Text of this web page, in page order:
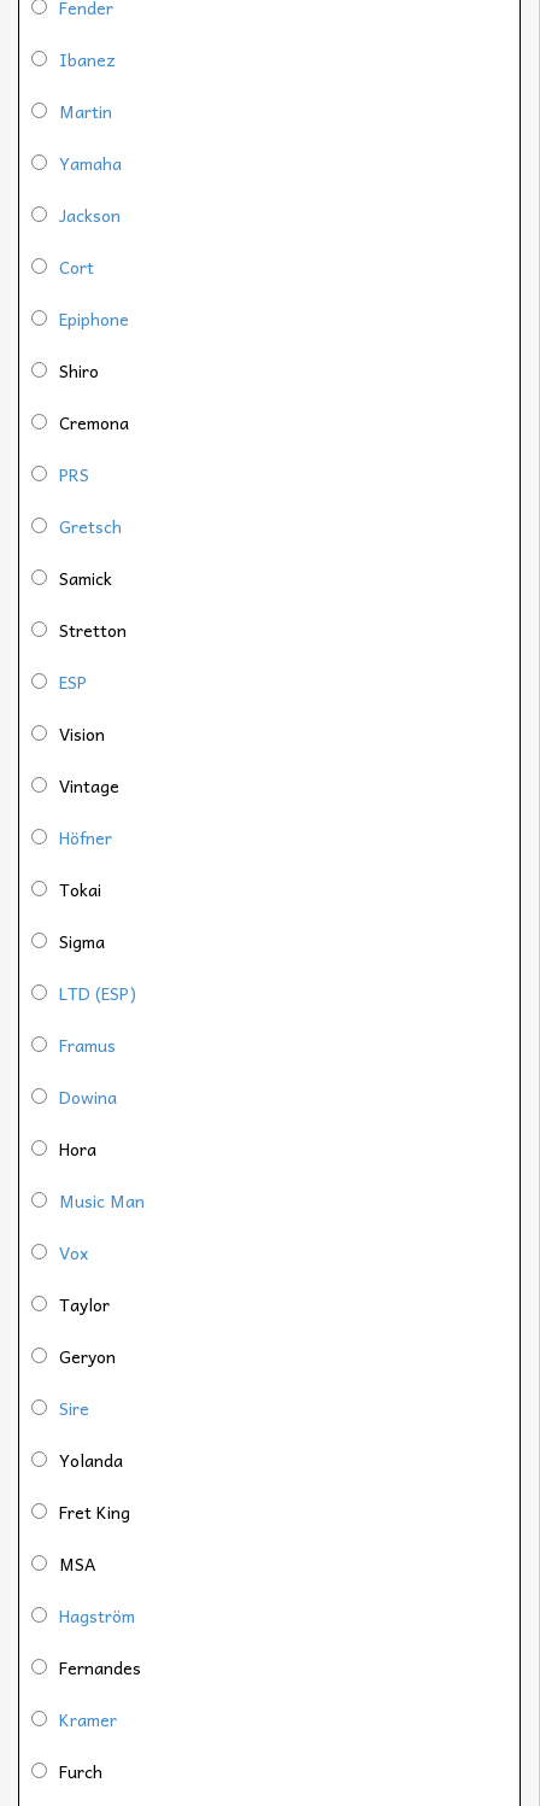
Fender
Ibanez
Martin
Yamaha
Jackson
Cort
Epiphone
Shiro
Cremona
PRS
Gretsch
Samick
Stretton
ESP
Vision
Vintage
Höfner
Tokai
Sigma
LTD (ESP)
Framus
Dowina
Hora
Music Man
Vox
Taylor
Geryon
Sire
Yolanda
Fret King
MSA
Hagström
Fernandes
Kramer
Furch